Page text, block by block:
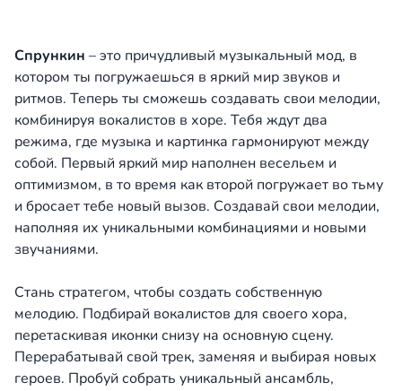
Спрункин – это причудливый музыкальный мод, в
котором ты погружаешься в яркий мир звуков и
ритмов. Теперь ты сможешь создавать свои мелодии,
комбинируя вокалистов в хоре. Тебя ждут два
режима, где музыка и картинка гармонируют между
собой. Первый яркий мир наполнен весельем и
оптимизмом, в то время как второй погружает во тьму
и бросает тебе новый вызов. Создавай свои мелодии,
наполняя их уникальными комбинациями и новыми
звучаниями.
Стань стратегом, чтобы создать собственную
мелодию. Подбирай вокалистов для своего хора,
перетаскивая иконки снизу на основную сцену.
Перерабатывай свой трек, заменяя и выбирая новых
героев. Пробуй собрать уникальный ансамбль,